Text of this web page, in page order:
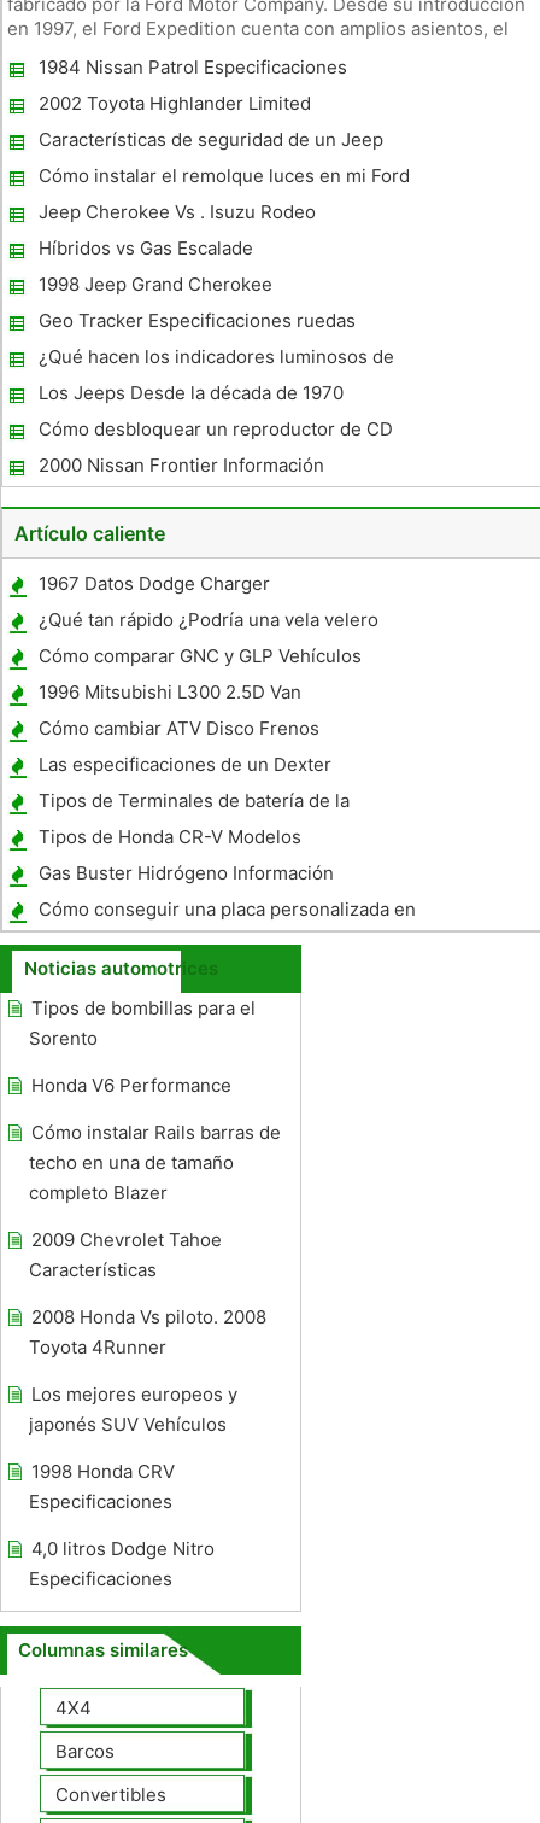
en 1997, el Ford Expedition cuenta con amplios asientos, el
inicial sugerido para el Ford Expedition fue de
aproximadamente
1984 Nissan Patrol Especificaciones
2002 Toyota Highlander Limited
Especificaciones
Características de seguridad de un Jeep
Wrangler 1995
Cómo instalar el remolque luces en mi Ford
Edge
Jeep Cherokee Vs . Isuzu Rodeo
Híbridos vs Gas Escalade
1998 Jeep Grand Cherokee
Especificaciones
Geo Tracker Especificaciones ruedas
¿Qué hacen los indicadores luminosos de
advertencia Media en una Jeep Liberty?
Los Jeeps Desde la década de 1970
Cómo desbloquear un reproductor de CD
en un Tahoe 1996
2000 Nissan Frontier Información
Artículo caliente
1967 Datos Dodge Charger
¿Qué tan rápido ¿Podría una vela velero
viaje de Scarborough a Londres ?
Cómo comparar GNC y GLP Vehículos
1996 Mitsubishi L300 2.5D Van
Especificaciones
Cómo cambiar ATV Disco Frenos
Las especificaciones de un Dexter
Remolque Rueda Star
Tipos de Terminales de batería de la
motocicleta
Tipos de Honda CR-V Modelos
Gas Buster Hidrógeno Información
Generador
Cómo conseguir una placa personalizada en
Alabama
Noticias automotrices
Tipos de bombillas para el
Sorento
Honda V6 Performance
Cómo instalar Rails barras de
techo en una de tamaño
completo Blazer
2009 Chevrolet Tahoe
Características
2008 Honda Vs piloto. 2008
Toyota 4Runner
Los mejores europeos y
japonés SUV Vehículos
1998 Honda CRV
Especificaciones
4,0 litros Dodge Nitro
Especificaciones
Columnas similares
4X4
Barcos
Convertibles